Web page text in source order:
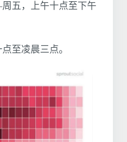
五，上午十点至下午
至凌晨三点。